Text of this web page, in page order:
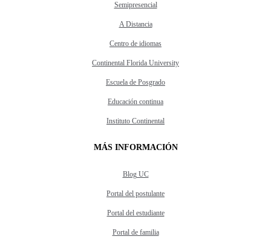
Semipresencial
A Distancia
Centro de idiomas
Continental Florida University
Escuela de Posgrado
Educación continua
Instituto Continental
MÁS INFORMACIÓN
Blog UC
Portal del postulante
Portal del estudiante
Portal de familia